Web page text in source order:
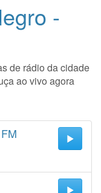
-
de rádio da cidade
ao vivo agora